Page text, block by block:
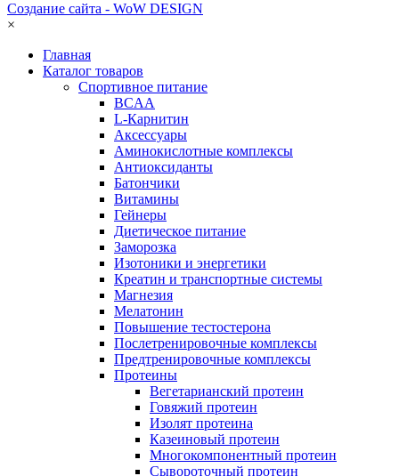
Создание сайта - WoW DESIGN
×
Главная
Каталог товаров
Спортивное питание
BCAA
L-Карнитин
Аксессуары
Аминокислотные комплексы
Антиоксиданты
Батончики
Витамины
Гейнеры
Диетическое питание
Заморозка
Изотоники и энергетики
Креатин и транспортные системы
Магнезия
Мелатонин
Повышение тестостерона
Послетренировочные комплексы
Предтренировочные комплексы
Протеины
Вегетарианский протеин
Говяжий протеин
Изолят протеина
Казеиновый протеин
Многокомпонентный протеин
Сывороточный протеин